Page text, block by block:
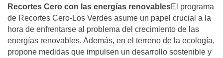
Recortes Cero con las energías renovablesEl programa
de Recortes Cero-Los Verdes asume un papel crucial a la
hora de enfrentarse al problema del crecimiento de las
energías renovables. Además, en el terreno de la ecología,
propone medidas que impulsen un desarrollo sostenible y